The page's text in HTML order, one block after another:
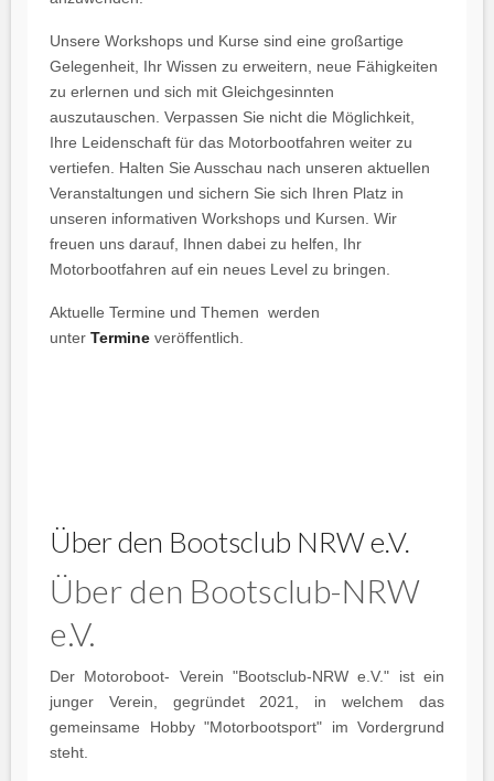
Unsere Workshops und Kurse sind eine großartige
Gelegenheit, Ihr Wissen zu erweitern, neue Fähigkeiten
zu erlernen und sich mit Gleichgesinnten
auszutauschen. Verpassen Sie nicht die Möglichkeit,
Ihre Leidenschaft für das Motorbootfahren weiter zu
vertiefen. Halten Sie Ausschau nach unseren aktuellen
Veranstaltungen und sichern Sie sich Ihren Platz in
unseren informativen Workshops und Kursen. Wir
freuen uns darauf, Ihnen dabei zu helfen, Ihr
Motorbootfahren auf ein neues Level zu bringen.
Aktuelle Termine und Themen werden
unter Termine veröffentlich.
Über den Bootsclub NRW e.V.
Über den Bootsclub-NRW
e.V.
Der Motoroboot- Verein "Bootsclub-NRW e.V." ist ein
junger Verein, gegründet 2021, in welchem das
gemeinsame Hobby "Motorbootsport" im Vordergrund
steht.